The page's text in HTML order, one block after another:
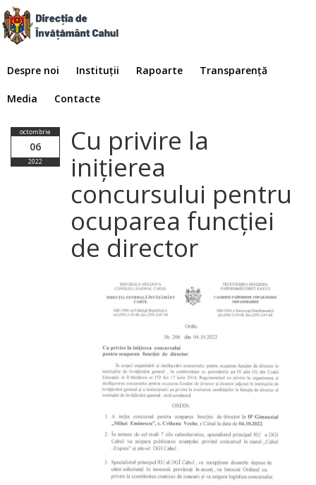
Despre noi Instituții Rapoarte Transparență
Media Contacte
octombrie
06
2022
Cu privire la
inițierea
concursului pentru
ocuparea funcției
de director